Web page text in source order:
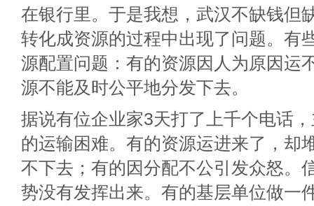
在银行里。于是我想，武汉不缺钱但
转化成资源的过程中出现了问题。有
源配置问题：有的资源因人为原因运
源不能及时公平地分发下去。
据说有位企业家3天打了上千个电话
的运输困难。有的资源运进来了，却
不下去；有的因分配不公引发众怒。
势没有发挥出来。有的基层单位做一